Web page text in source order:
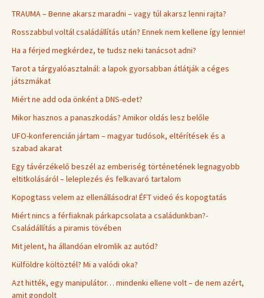
TRAUMA – Benne akarsz maradni – vagy túl akarsz lenni rajta?
Rosszabbul voltál családállítás után? Ennek nem kellene így lennie!
Ha a férjed megkérdez, te tudsz neki tanácsot adni?
Tarot a tárgyalóasztalnál: a lapok gyorsabban átlátják a céges
játszmákat
Miért ne add oda önként a DNS-edet?
Mikor hasznos a panaszkodás? Amikor oldás lesz belőle
UFO-konferencián jártam – magyar tudósok, eltérítések és a
szabad akarat
Egy távérzékelő beszél az emberiség történetének legnagyobb
eltitkolásáról – leleplezés és felkavaró tartalom
Kopogtass velem az ellenállásodra! ÉFT videó és kopogtatás
Miért nincs a férfiaknak párkapcsolata a családunkban?-
Családállítás a piramis tövében
Mit jelent, ha állandóan elromlik az autód?
Külföldre költöztél? Mi a valódi oka?
Azt hitték, egy manipulátor… mindenki ellene volt – de nem azért,
amit gondolt